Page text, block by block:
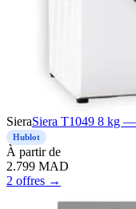
SieraSiera T1049 8 kg
Hublot
À partir de
2.799 MAD
2 offres →